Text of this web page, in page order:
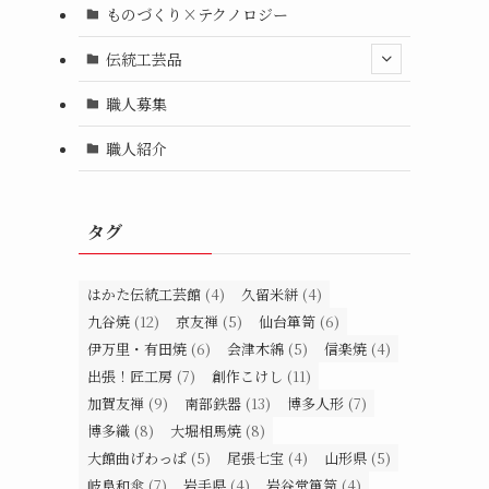
ものづくり×テクノロジー
伝統工芸品
職人募集
職人紹介
タグ
はかた伝統工芸館 (4) 久留米絣 (4)
九谷焼 (12) 京友禅 (5) 仙台箪笥 (6)
伊万里・有田焼 (6) 会津木綿 (5) 信楽焼 (4)
出張！匠工房 (7) 創作こけし (11)
加賀友禅 (9) 南部鉄器 (13) 博多人形 (7)
博多織 (8) 大堀相馬焼 (8)
大館曲げわっぱ (5) 尾張七宝 (4) 山形県 (5)